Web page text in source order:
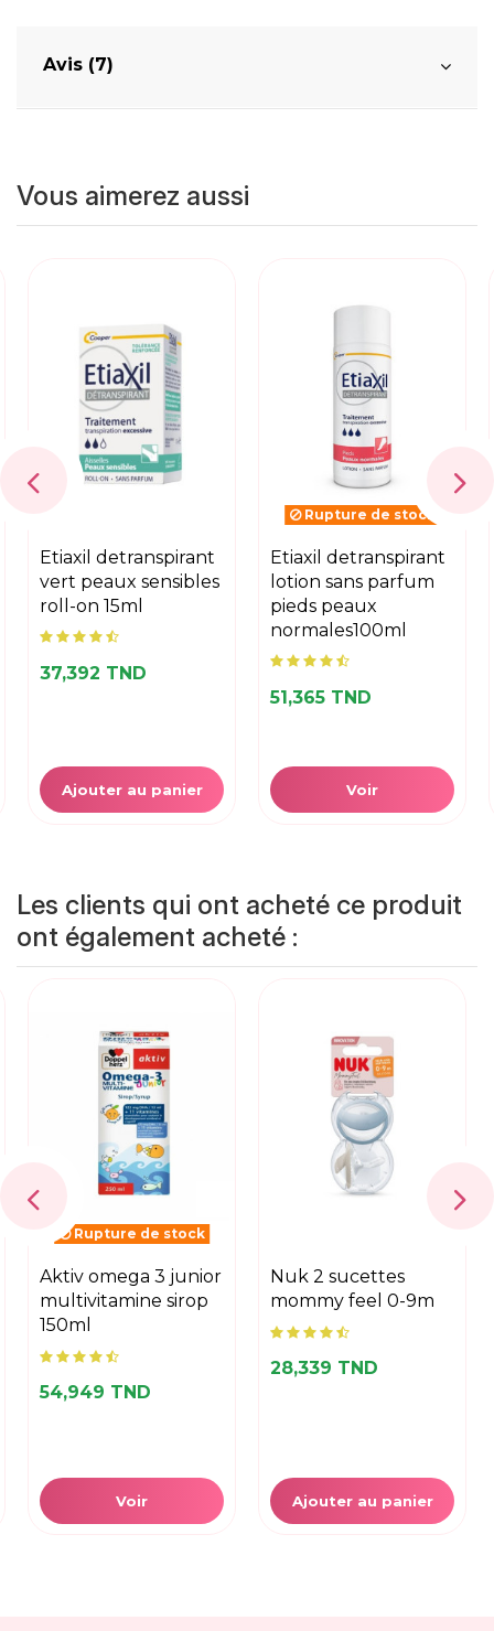
Avis (7)
Vous aimerez aussi
etiaxil detranspirant
vert peaux sensibles
roll-on 15ml
37,392 TND
Ajouter au panier
Rupture de stock
etiaxil detranspirant
lotion sans parfum
pieds peaux
normales100ml
51,365 TND
Voir
Les clients qui ont acheté ce produit
ont également acheté :
Rupture de stock
aktiv omega 3 junior
multivitamine sirop
150ml
54,949 TND
Voir
nuk 2 sucettes
mommy feel 0-9m
28,339 TND
Ajouter au panier